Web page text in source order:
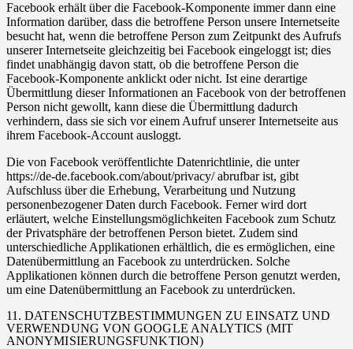
Facebook erhält über die Facebook-Komponente immer dann eine
Information darüber, dass die betroffene Person unsere Internetseite
besucht hat, wenn die betroffene Person zum Zeitpunkt des Aufrufs
unserer Internetseite gleichzeitig bei Facebook eingeloggt ist; dies
findet unabhängig davon statt, ob die betroffene Person die
Facebook-Komponente anklickt oder nicht. Ist eine derartige
Übermittlung dieser Informationen an Facebook von der betroffenen
Person nicht gewollt, kann diese die Übermittlung dadurch
verhindern, dass sie sich vor einem Aufruf unserer Internetseite aus
ihrem Facebook-Account ausloggt.
Die von Facebook veröffentlichte Datenrichtlinie, die unter
https://de-de.facebook.com/about/privacy/ abrufbar ist, gibt
Aufschluss über die Erhebung, Verarbeitung und Nutzung
personenbezogener Daten durch Facebook. Ferner wird dort
erläutert, welche Einstellungsmöglichkeiten Facebook zum Schutz
der Privatsphäre der betroffenen Person bietet. Zudem sind
unterschiedliche Applikationen erhältlich, die es ermöglichen, eine
Datenübermittlung an Facebook zu unterdrücken. Solche
Applikationen können durch die betroffene Person genutzt werden,
um eine Datenübermittlung an Facebook zu unterdrücken.
11. DATENSCHUTZBESTIMMUNGEN ZU EINSATZ UND
VERWENDUNG VON GOOGLE ANALYTICS (MIT
ANONYMISIERUNGSFUNKTION)